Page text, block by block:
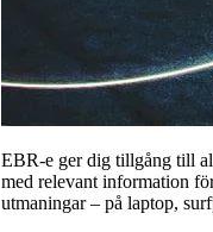
EBR-e ger dig tillgång till
med relevant information
utmaningar – på laptop,